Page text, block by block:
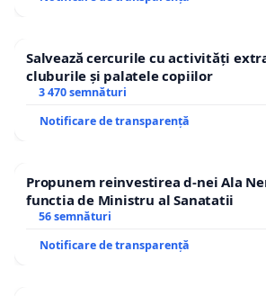
Salvează cercurile cu activități
cluburile și palatele copiilor
3 470 semnături
Notificare de transparență
Propunem reinvestirea d-nei Ala
functia de Ministru al Sanatatii
56 semnături
Notificare de transparență